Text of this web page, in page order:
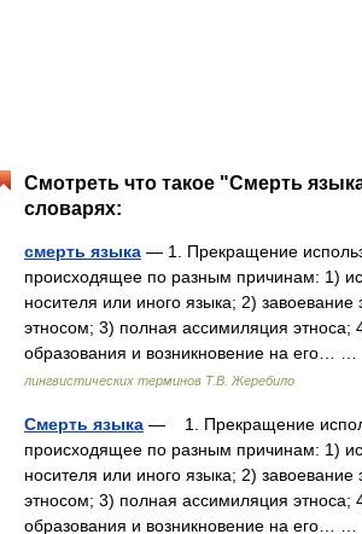
Смотреть что такое "Смерть
словарях:
смерть языка — 1. Прекращение
происходящее по разным причинам: 1)
носителя или иного языка; 2) завоевание
этносом; 3) полная ассимиляция этноса;
образования и возникновение на его… …
лингвистических терминов Т.В. Жеребило
Смерть языка — 1. Прекращение
происходящее по разным причинам: 1)
носителя или иного языка; 2) завоевание
этносом; 3) полная ассимиляция этноса;
образования и возникновение на его… …